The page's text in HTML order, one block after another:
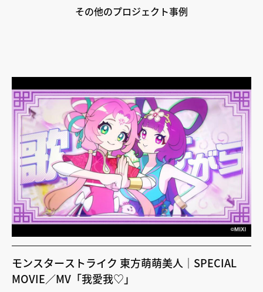
その他のプロジェクト事例
モンスターストライク 東方萌萌美人｜SPECIAL
MOVIE／MV「我愛我♡」